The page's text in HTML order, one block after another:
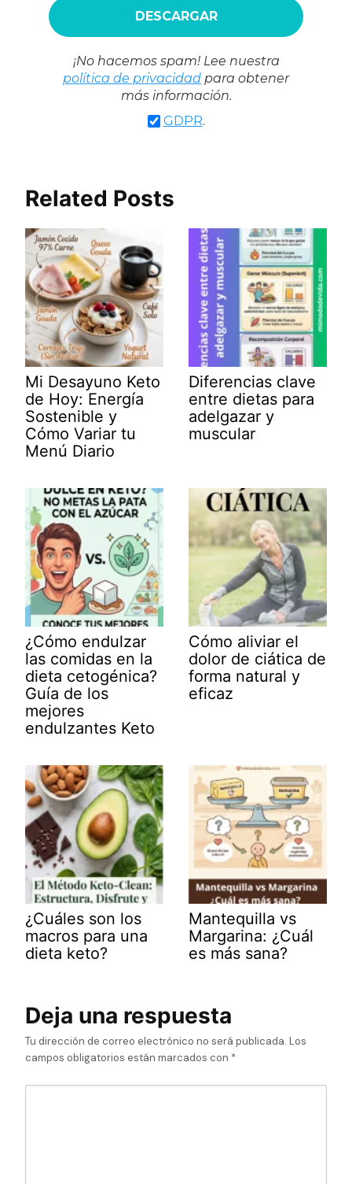
¡No hacemos spam! Lee nuestra
política de privacidad para obtener
más información.
GDPR.
Related Posts
Mi Desayuno Keto
de Hoy: Energía
Sostenible y
Cómo Variar tu
Menú Diario
Diferencias clave
entre dietas para
adelgazar y
muscular
¿Cómo endulzar
las comidas en la
dieta cetogénica?
Guía de los
mejores
endulzantes Keto
Cómo aliviar el
dolor de ciática de
forma natural y
eficaz
¿Cuáles son los
macros para una
dieta keto?
Mantequilla vs
Margarina: ¿Cuál
es más sana?
Deja una respuesta
Tu dirección de correo electrónico no será publicada. Los
campos obligatorios están marcados con *